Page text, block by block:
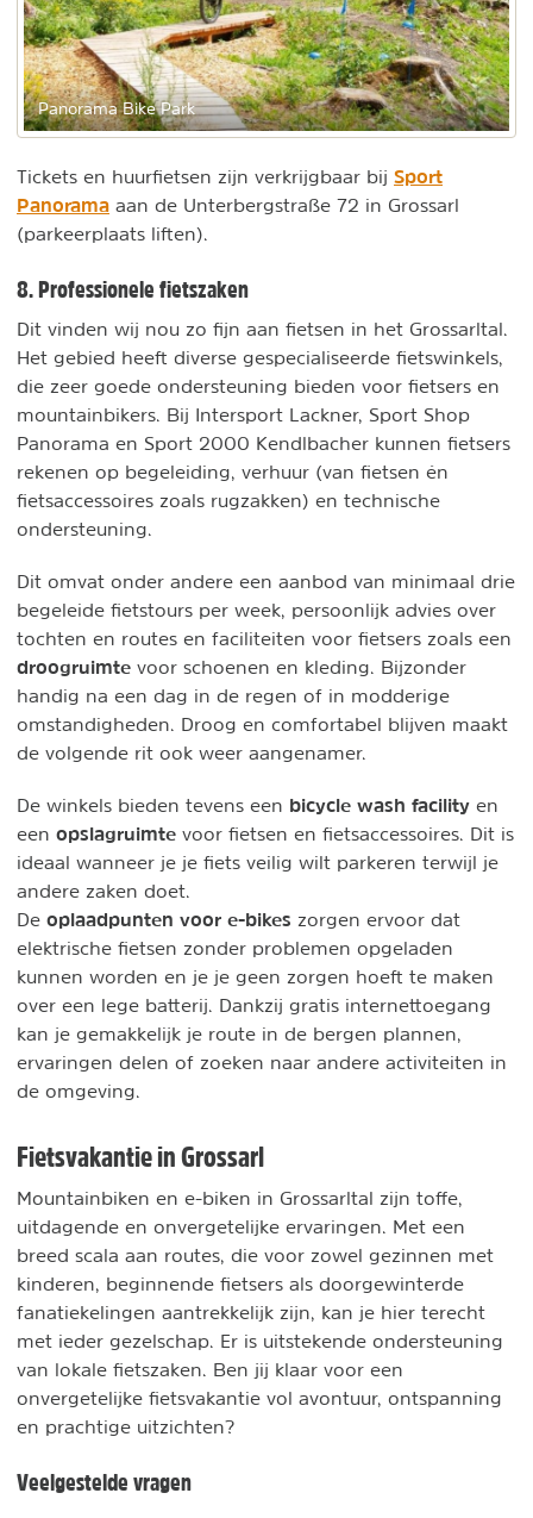
Panorama Bike Park
Tickets en huurfietsen zijn verkrijgbaar bij Sport
Panorama aan de Unterbergstraße 72 in Grossarl
(parkeerplaats liften).
8. Professionele fietszaken
Dit vinden wij nou zo fijn aan fietsen in het Grossarltal.
Het gebied heeft diverse gespecialiseerde fietswinkels,
die zeer goede ondersteuning bieden voor fietsers en
mountainbikers. Bij Intersport Lackner, Sport Shop
Panorama en Sport 2000 Kendlbacher kunnen fietsers
rekenen op begeleiding, verhuur (van fietsen én
fietsaccessoires zoals rugzakken) en technische
ondersteuning.
Dit omvat onder andere een aanbod van minimaal drie
begeleide fietstours per week, persoonlijk advies over
tochten en routes en faciliteiten voor fietsers zoals een
droogruimte voor schoenen en kleding. Bijzonder
handig na een dag in de regen of in modderige
omstandigheden. Droog en comfortabel blijven maakt
de volgende rit ook weer aangenamer.
De winkels bieden tevens een bicycle wash facility en
een opslagruimte voor fietsen en fietsaccessoires. Dit is
ideaal wanneer je je fiets veilig wilt parkeren terwijl je
andere zaken doet.
De oplaadpunten voor e-bikes zorgen ervoor dat
elektrische fietsen zonder problemen opgeladen
kunnen worden en je je geen zorgen hoeft te maken
over een lege batterij. Dankzij gratis internettoegang
kan je gemakkelijk je route in de bergen plannen,
ervaringen delen of zoeken naar andere activiteiten in
de omgeving.
Fietsvakantie in Grossarl
Mountainbiken en e-biken in Grossarltal zijn toffe,
uitdagende en onvergetelijke ervaringen. Met een
breed scala aan routes, die voor zowel gezinnen met
kinderen, beginnende fietsers als doorgewinterde
fanatiekelingen aantrekkelijk zijn, kan je hier terecht
met ieder gezelschap. Er is uitstekende ondersteuning
van lokale fietszaken. Ben jij klaar voor een
onvergetelijke fietsvakantie vol avontuur, ontspanning
en prachtige uitzichten?
Veelgestelde vragen